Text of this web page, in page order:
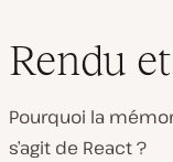
Rendu
Pourquoi la
s’agit de React ?